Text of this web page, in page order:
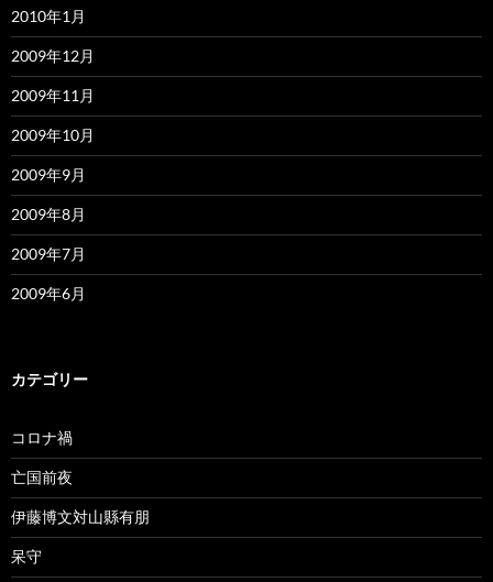
2010年1月
2009年12月
2009年11月
2009年10月
2009年9月
2009年8月
2009年7月
2009年6月
カテゴリー
コロナ禍
亡国前夜
伊藤博文対山縣有朋
呆守